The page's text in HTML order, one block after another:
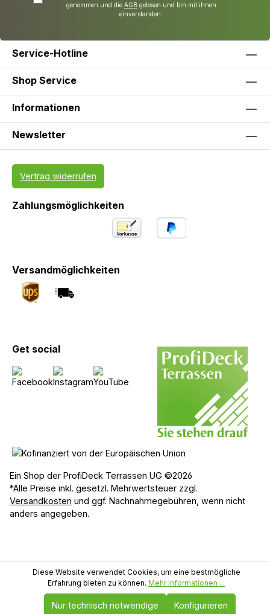
genommen und die AGB gelesen und bin mit ihnen
einverstanden.
Service-Hotline
Shop Service
Informationen
Newsletter
Vertrag widerrufen
Zahlungsmöglichkeiten
Versandmöglichkeiten
Get social
Ein Shop der ProfiDeck Terrassen UG ©2026
*Alle Preise inkl. gesetzl. Mehrwertsteuer zzgl.
Versandkosten und ggf. Nachnahmegebühren, wenn nicht
anders angegeben.
Diese Website verwendet Cookies, um eine bestmögliche
Erfahrung bieten zu können. Mehr Informationen ...
Nur technisch notwendige Konfigurieren